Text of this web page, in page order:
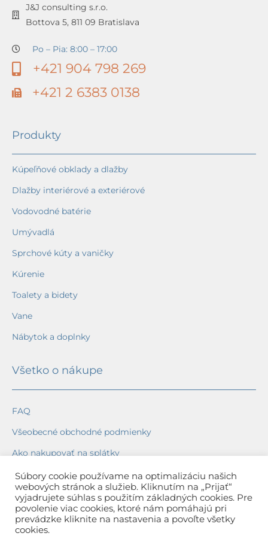
J&J consulting s.r.o.
Bottova 5, 811 09 Bratislava
Po – Pia: 8:00 – 17:00
+421 904 798 269
+421 2 6383 0138
Produkty
Kúpeľňové obklady a dlažby
Dlažby interiérové a exteriérové
Vodovodné batérie
Umývadlá
Sprchové kúty a vaničky
Kúrenie
Toalety a bidety
Vane
Nábytok a doplnky
Všetko o nákupe
FAQ
Všeobecné obchodné podmienky
Ako nakupovať na splátky
Ochrana osobných údajov
Reklamačný poriadok
Spôsob a cena dopravy
Súbory cookie používame na optimalizáciu našich
webových stránok a služieb. Kliknutím na „Prijať“
vyjadrujete súhlas s použitím základných cookies. Pre
povolenie viac cookies, ktoré nám pomáhajú pri
prevádzke kliknite na nastavenia a povoľte všetky
cookies.